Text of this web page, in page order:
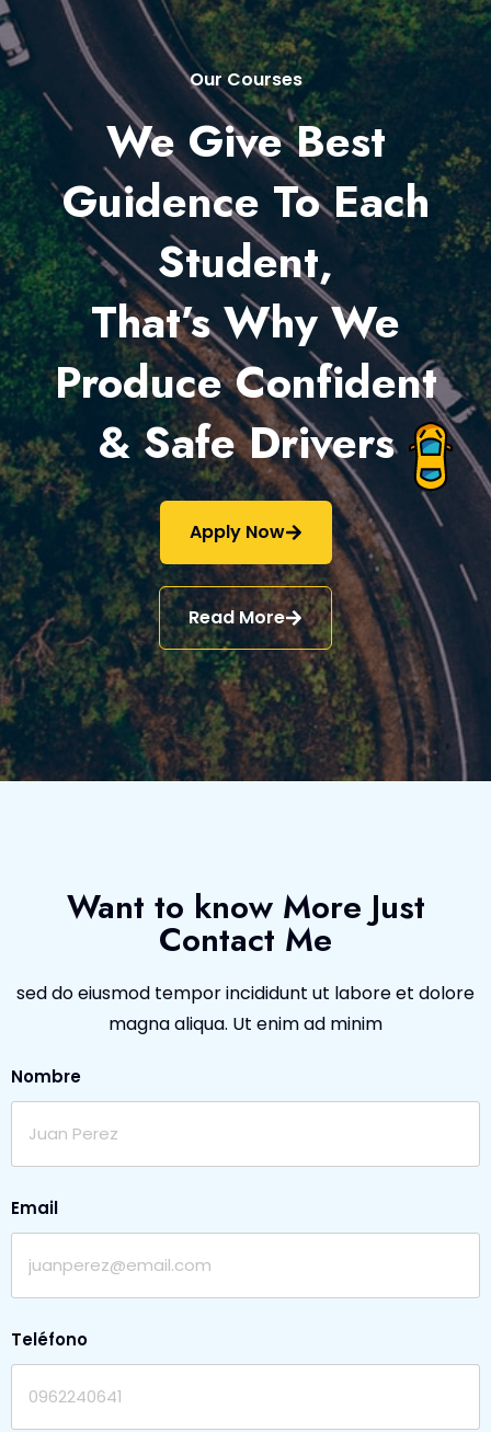
Our Courses
We Give Best
Guidence To Each
Student,
That’s Why We
Produce Confident
& Safe Drivers
Apply Now
Read More
Want to know More Just
Contact Me
sed do eiusmod tempor incididunt ut labore et dolore
magna aliqua. Ut enim ad minim
Nombre
Email
Teléfono